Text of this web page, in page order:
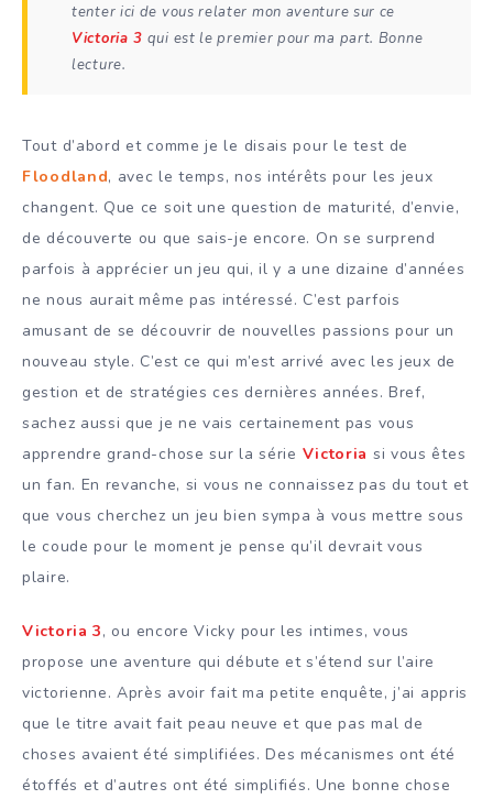
tenter ici de vous relater mon aventure sur ce
Victoria 3 qui est le premier pour ma part. Bonne
lecture.
Tout d’abord et comme je le disais pour le test de
Floodland, avec le temps, nos intérêts pour les jeux
changent. Que ce soit une question de maturité, d’envie,
de découverte ou que sais-je encore. On se surprend
parfois à apprécier un jeu qui, il y a une dizaine d’années
ne nous aurait même pas intéressé. C’est parfois
amusant de se découvrir de nouvelles passions pour un
nouveau style. C’est ce qui m’est arrivé avec les jeux de
gestion et de stratégies ces dernières années. Bref,
sachez aussi que je ne vais certainement pas vous
apprendre grand-chose sur la série Victoria si vous êtes
un fan. En revanche, si vous ne connaissez pas du tout et
que vous cherchez un jeu bien sympa à vous mettre sous
le coude pour le moment je pense qu’il devrait vous
plaire.
Victoria 3, ou encore Vicky pour les intimes, vous
propose une aventure qui débute et s’étend sur l’aire
victorienne. Après avoir fait ma petite enquête, j’ai appris
que le titre avait fait peau neuve et que pas mal de
choses avaient été simplifiées. Des mécanismes ont été
étoffés et d’autres ont été simplifiés. Une bonne chose